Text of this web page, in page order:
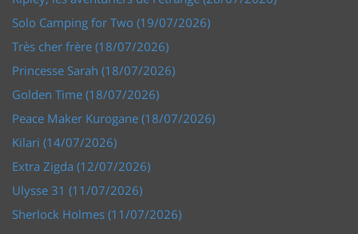
Solo Camping for Two (19/07/2026)
Très cher frère (18/07/2026)
Princesse Sarah (18/07/2026)
Golden Time (18/07/2026)
Peace Maker Kurogane (18/07/2026)
Kilari (14/07/2026)
Extra Zigda (12/07/2026)
Ulysse 31 (11/07/2026)
Sherlock Holmes (11/07/2026)